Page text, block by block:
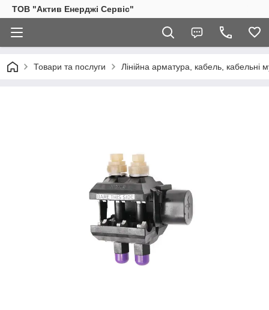
ТОВ "Актив Енерджі Сервіс"
Товари та послуги Лінійна арматура, кабель, кабельні